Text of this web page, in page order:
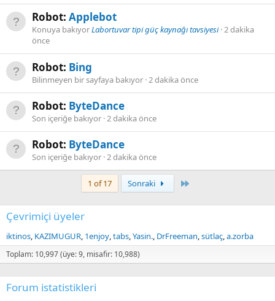
Robot: Applebot
Konuya bakıyorLabortuvar tipi güç kaynağı tavsiyesi 2 dakika
önce
Robot: Bing
Bilinmeyen bir sayfaya bakıyor 2 dakika önce
Robot: ByteDance
Son içeriğe bakıyor 2 dakika önce
Robot: ByteDance
Son içeriğe bakıyor 2 dakika önce
1 of 17 Sonraki
Çevrimiçi üyeler
iktinos KAZIMUGUR 1enjoy tabs Yasin. DrFreeman sütlaç a.zorba
Toplam: 10,997 (üye: 9, misafir: 10,988)
Forum istatistikleri